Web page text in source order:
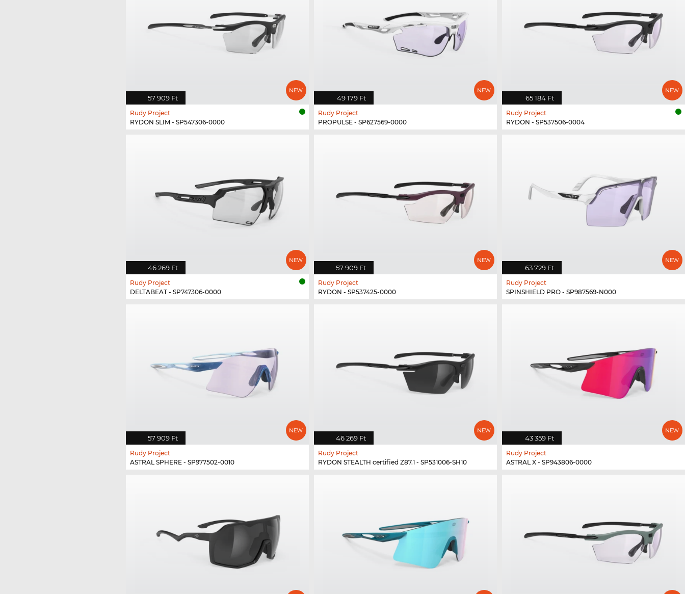
57 909 Ft
Rudy Project
RYDON SLIM - SP547306-0000
49 179 Ft
Rudy Project
PROPULSE - SP627569-0000
65 184 Ft
Rudy Project
RYDON - SP537506-0004
46 269 Ft
Rudy Project
DELTABEAT - SP747306-0000
57 909 Ft
Rudy Project
RYDON - SP537425-0000
63 729 Ft
Rudy Project
SPINSHIELD PRO - SP987569-N000
57 909 Ft
Rudy Project
ASTRAL SPHERE - SP977502-0010
46 269 Ft
Rudy Project
RYDON STEALTH certified Z87.1 - SP531006-SH10
43 359 Ft
Rudy Project
ASTRAL X - SP943806-0000